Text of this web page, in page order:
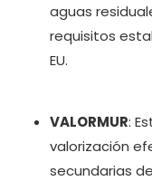
aguas
requisitos
EU.
VALORMUR:
valorización
secundarias